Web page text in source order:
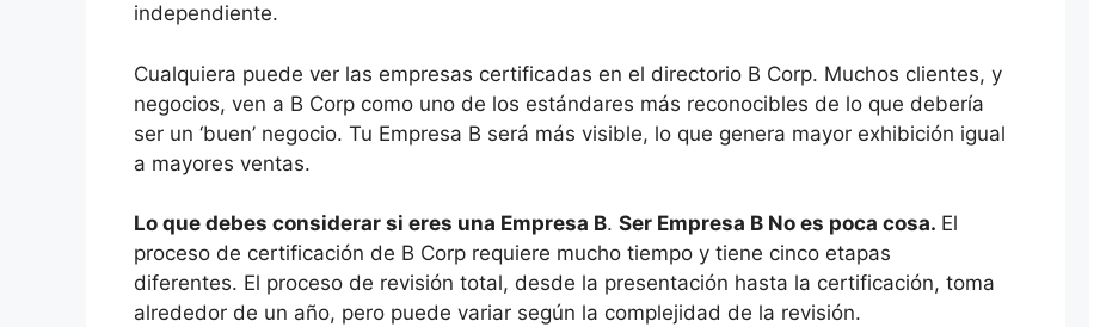
independiente.
Cualquiera puede ver las empresas certificadas en el directorio B Corp. Muchos clientes, y
negocios, ven a B Corp como uno de los estándares más reconocibles de lo que debería
ser un ‘buen’ negocio. Tu Empresa B será más visible, lo que genera mayor exhibición igual
a mayores ventas.
Lo que debes considerar si eres una Empresa B. Ser Empresa B No es poca cosa. El
proceso de certificación de B Corp requiere mucho tiempo y tiene cinco etapas
diferentes. El proceso de revisión total, desde la presentación hasta la certificación, toma
alrededor de un año, pero puede variar según la complejidad de la revisión.